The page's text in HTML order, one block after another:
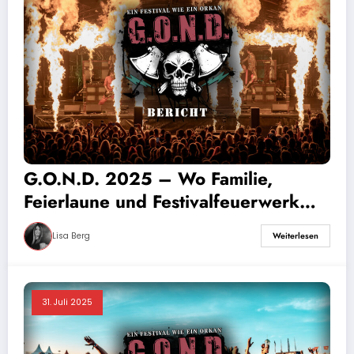
G.O.N.D. 2025 – Wo Familie,
Feierlaune und Festivalfeuerwerk
aufeinandertreffen
Lisa Berg Weiterlesen
31. Juli 2025